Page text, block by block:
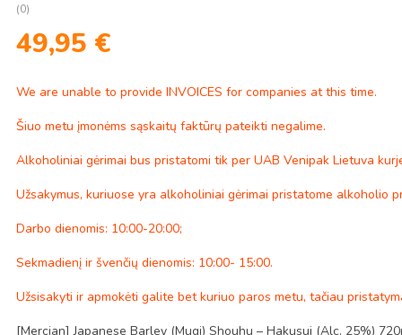
(0)
49,95 €
We are unable to provide INVOICES for companies at this time.
Šiuo metu įmonėms sąskaitų faktūrų pateikti negalime.
Alkoholiniai gėrimai bus pristatomi tik per UAB Venipak Lietuva
Užsakymus, kuriuose yra alkoholiniai gėrimai pristatome alkoholio
Darbo dienomis: 10:00-20:00;
Sekmadienį ir švenčių dienomis: 10:00- 15:00.
Užsisakyti ir apmokėti galite bet kuriuo paros metu, tačiau
[Mercian] Japanese Barley (Mugi) Shouhu – Hakusui (Alc. 25%)